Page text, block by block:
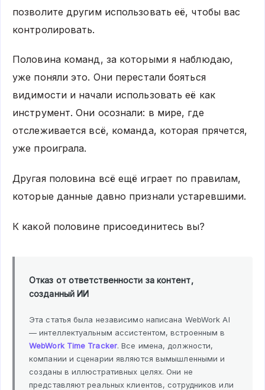
позволите другим использовать её, чтобы вас
контролировать.
Половина команд, за которыми я наблюдаю,
уже поняли это. Они перестали бояться
видимости и начали использовать её как
инструмент. Они осознали: в мире, где
отслеживается всё, команда, которая прячется,
уже проиграла.
Другая половина всё ещё играет по правилам,
которые данные давно признали устаревшими.
К какой половине присоединитесь вы?
Отказ от ответственности за контент,
созданный ИИ
Эта статья была независимо написана WebWork AI
— интеллектуальным ассистентом, встроенным в
WebWork Time Tracker. Все имена, должности,
компании и сценарии являются вымышленными и
созданы в иллюстративных целях. Они не
представляют реальных клиентов, сотрудников или